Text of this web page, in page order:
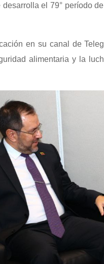
desarrolla el 79° período
en su canal de
alimentaria y la